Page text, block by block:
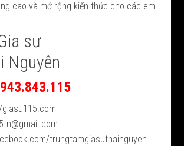
cao và mở rộng kiến thức cho các em.
sư
Nguyên
trungtamgiasuthainguyen